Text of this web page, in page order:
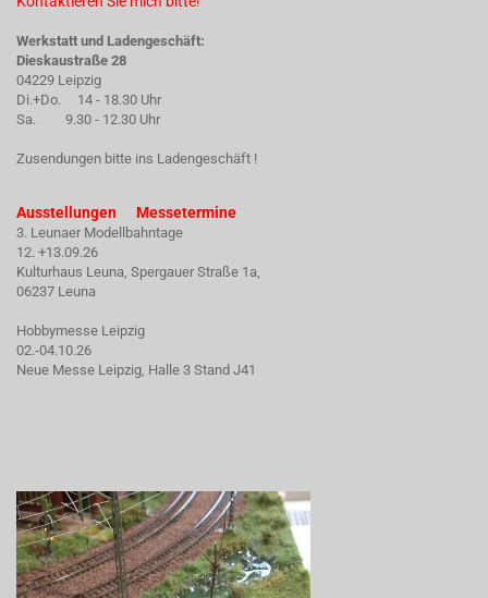
Werkstatt und Ladengeschäft:
Dieskaustraße 28
04229 Leipzig
Di.+Do. 14 - 18.30 Uhr
Sa. 9.30 - 12.30 Uhr
Zusendungen bitte ins Ladengeschäft !
Ausstellungen Messetermine
3. Leunaer Modellbahntage
12. +13.09.26
Kulturhaus Leuna, Spergauer Straße 1a,
06237 Leuna
Hobbymesse Leipzig
02.-04.10.26
Neue Messe Leipzig, Halle 3 Stand J41